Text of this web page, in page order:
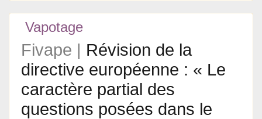
Vapotage
Fivape | Révision de la
directive européenne : « Le
caractère partial des
questions posées dans le